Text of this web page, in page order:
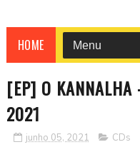
HOME
[EP] O KANNALHA
2021
junho 05, 2021 CDs